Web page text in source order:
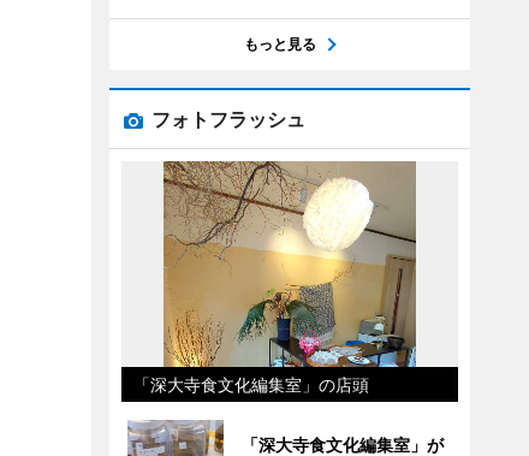
もっと見る
フォトフラッシュ
「深大寺食文化編集室」の店頭
「深大寺食文化編集室」が